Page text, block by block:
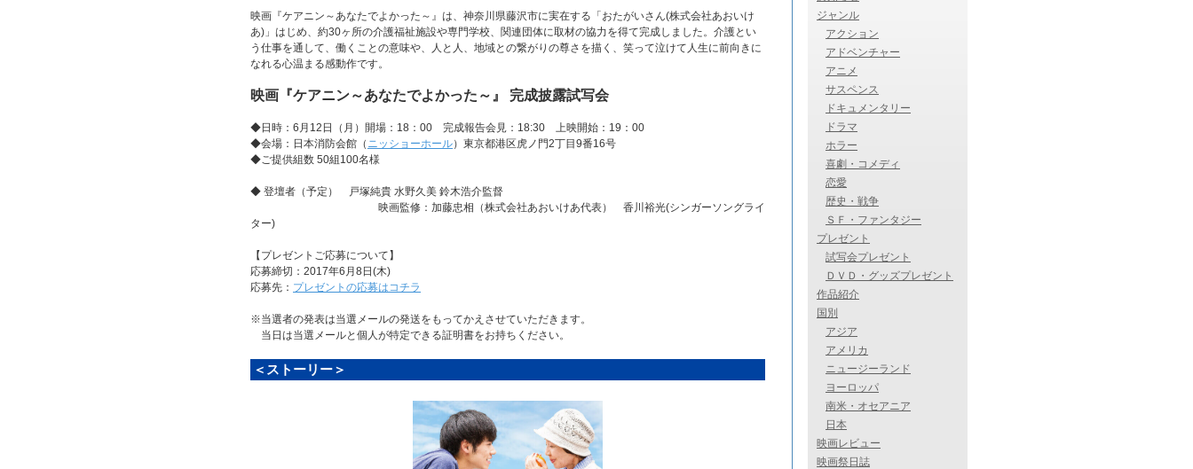
映画『ケアニン～あなたでよかった～』は、神奈川県藤沢市に実在する「おたがいさん(株式会社あおいけ
あ)」はじめ、約30ヶ所の介護福祉施設や専門学校、関連団体に取材の協力を得て完成しました。介護とい
う仕事を通して、働くことの意味や、人と人、地域との繋がりの尊さを描く、笑って泣けて人生に前向きに
なれる心温まる感動作です。
映画『ケアニン～あなたでよかった～』 完成披露試写会
◆日時：6月12日（月）開場：18：00 完成報告会見：18:30 上映開始：19：00
◆会場：日本消防会館（ ニッショーホール）東京都港区虎ノ門2丁目9番16号
◆ご提供組数 50組100名様
◆ 登壇者（予定） 戸塚純貴 水野久美 鈴木浩介監督
映画監修：加藤忠相（株式会社あおいけあ代表） 香川裕光(シンガーソングライ
ター)
【プレゼントご応募について】
応募締切：2017年6月8日(木)
応募先： プレゼントの応募はコチラ
※当選者の発表は当選メールの発送をもってかえさせていただきます。
当日は当選メールと個人が特定できる証明書をお持ちください。
＜ストーリー＞
ジャンル
アクション
アドベンチャー
アニメ
サスペンス
ドキュメンタリー
ドラマ
ホラー
喜劇・コメディ
恋愛
歴史・戦争
ＳＦ・ファンタジー
プレゼント
試写会プレゼント
ＤＶＤ・グッズプレゼント
作品紹介
国別
アジア
アメリカ
ニュージーランド
ヨーロッパ
南米・オセアニア
日本
映画レビュー
映画祭日誌